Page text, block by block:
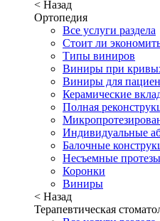
< Назад
Ортопедия
Все услуги раздела
Стоит ли
Типы виниров
Виниры при
Виниры для
Керамические
Полная
Индивидуальные
Балочные
Несъемные протезы
Коронки
Виниры
< Назад
Терапевтическая